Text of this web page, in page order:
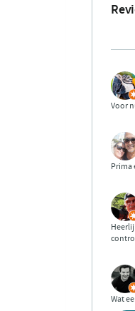
Voor
Prima
Wat